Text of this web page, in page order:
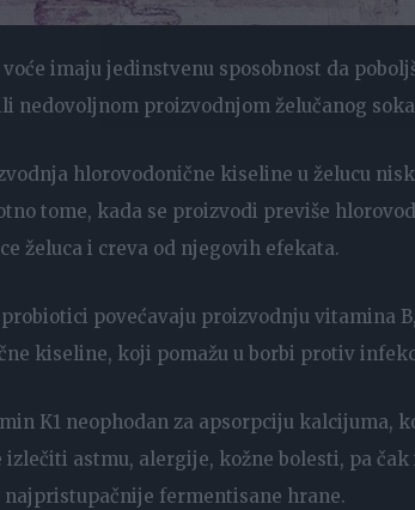
voće imaju jedinstvenu sposobnost da
nedovoljnom proizvodnjom želučanog
hlorovodonične kiseline u želucu
tome, kada se proizvodi previše
želuca i creva od njegovih efekata.
povećavaju proizvodnju vitamina
kiseline, koji pomažu u borbi protiv
K1 neophodan za apsorpciju kalcijuma,
izlečiti astmu, alergije, kožne bolesti, pa
fermentisane hrane.